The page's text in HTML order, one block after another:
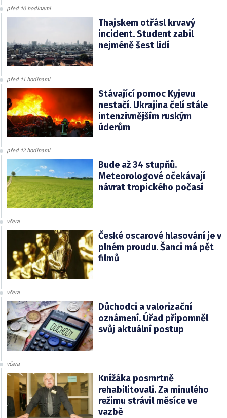
před 10 hodinami
Thajskem otřásl krvavý
incident. Student zabil
nejméně šest lidí
před 11 hodinami
Stávající pomoc Kyjevu
nestačí. Ukrajina čelí stále
intenzivnějším ruským
úderům
před 12 hodinami
Bude až 34 stupňů.
Meteorologové očekávají
návrat tropického počasí
včera
České oscarové hlasování je v
plném proudu. Šanci má pět
filmů
včera
Důchodci a valorizační
oznámení. Úřad připomněl
svůj aktuální postup
včera
Knížáka posmrtně
rehabilitovali. Za minulého
režimu strávil měsíce ve
vazbě